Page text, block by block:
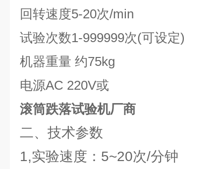
回转速度5-20次/min
试验次数1-999999次(可设定)
机器重量 约75kg
电源AC 220V或
滚筒跌落试验机厂商
二、技术参数
1,实验速度：5~20次/分钟